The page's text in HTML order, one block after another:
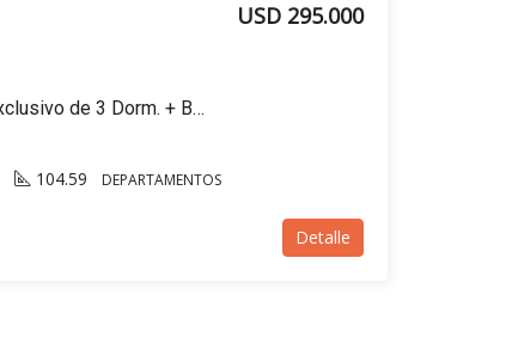
Depto EN VENTA – Piso exclusivo de 3 Dorm. + Balcónes – Guemes al 1900, Rosario
USD 295.000
104.59 DEPARTAMENTOS
Detalle